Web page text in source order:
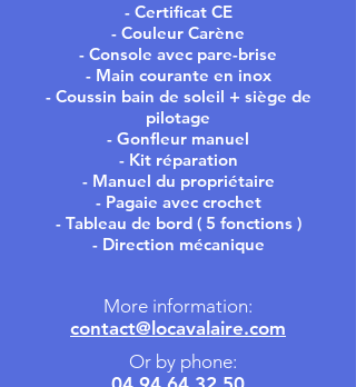
- Certificat CE
- Couleur Carène
- Console avec pare-brise
- Main courante en inox
- Coussin bain de soleil + siège de
pilotage
- Gonfleur manuel
- Kit réparation
- Manuel du propriétaire
- Pagaie avec crochet
- Tableau de bord ( 5 fonctions )
- Direction mécanique
More information:
contact@locavalaire.com
Or by phone: